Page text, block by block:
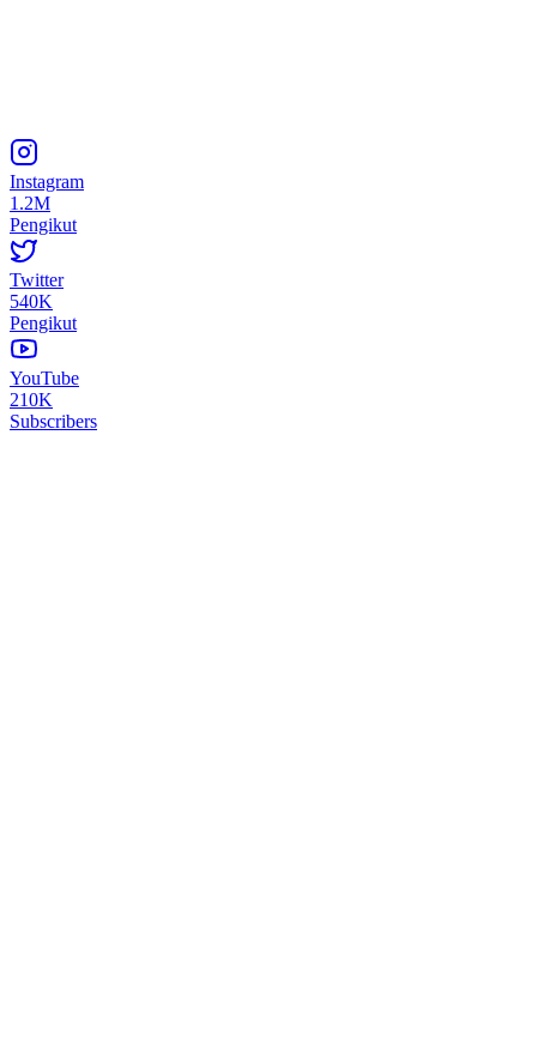
Instagram
1.2M
Pengikut
Twitter
540K
Pengikut
YouTube
210K
Subscribers